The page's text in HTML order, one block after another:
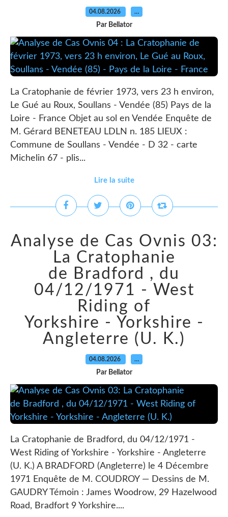
04.08.2026 …
Par Bellator
La Cratophanie de février 1973, vers 23 h environ,
Le Gué au Roux, Soullans - Vendée (85) Pays de la
Loire - France Objet au sol en Vendée Enquête de
M. Gérard BENETEAU LDLN n. 185 LIEUX :
Commune de Soullans - Vendée - D 32 - carte
Michelin 67 - plis...
Lire la suite
Analyse de Cas Ovnis 03:
La Cratophanie
de Bradford , du
04/12/1971 - West
Riding of
Yorkshire - Yorkshire -
Angleterre (U. K.)
04.08.2026 …
Par Bellator
La Cratophanie de Bradford, du 04/12/1971 -
West Riding of Yorkshire - Yorkshire - Angleterre
(U. K.) A BRADFORD (Angleterre) le 4 Décembre
1971 Enquête de M. COUDROY — Dessins de M.
GAUDRY Témoin : James Woodrow, 29 Hazelwood
Road, Bradfort 9 Yorkshire....